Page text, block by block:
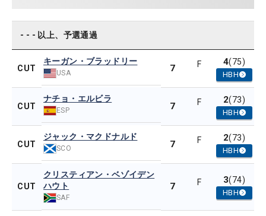
- - - 以上、予選通過
CUT
キーガン・ブラッドリー
USA 7 F 4(75)
HBH
CUT
ナチョ・エルビラ
ESP 7 F 2(73)
HBH
CUT
ジャック・マクドナルド
SCO 7 F 2(73)
HBH
CUT
クリスティアン・ベゾイデン
ハウト
SAF
7 F 3(74)
HBH